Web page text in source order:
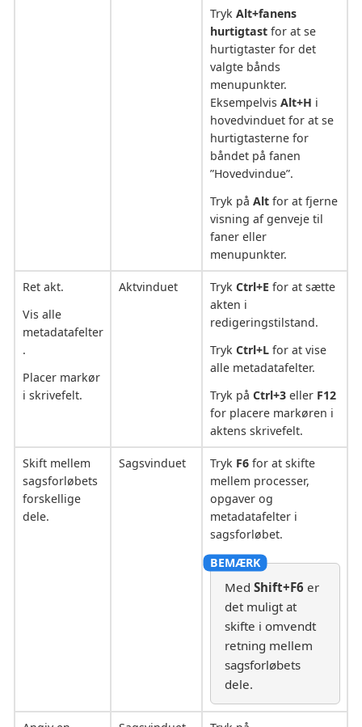
Tryk Alt+fanens
hurtigtastfor at se
hurtigtaster for det
valgte bånds
menupunkter.
Eksempelvis Alt+H i
hovedvinduet for at se
hurtigtasterne for
båndet på fanen
”Hovedvindue”.
Tryk på Altfor at fjerne
visning af genveje til
faner eller
menupunkter.
Ret akt.
Vis alle
metadatafelter
.
Placer markør
i skrivefelt.
Aktvinduet Tryk Ctrl+E for at sætte
akten i
redigeringstilstand.
Tryk Ctrl+Lfor at vise
alle metadatafelter.
Tryk på Ctrl+3eller F12
for placere markøren i
aktens skrivefelt.
Skift mellem
sagsforløbets
forskellige
dele.
Sagsvinduet Tryk F6for at skifte
mellem processer,
opgaver og
metadatafelter i
sagsforløbet.
Med Shift+F6 er
det muligt at
skifte i omvendt
retning mellem
sagsforløbets
dele.